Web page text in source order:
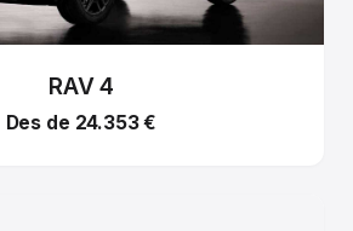
RAV 4
Des de 24.353 €